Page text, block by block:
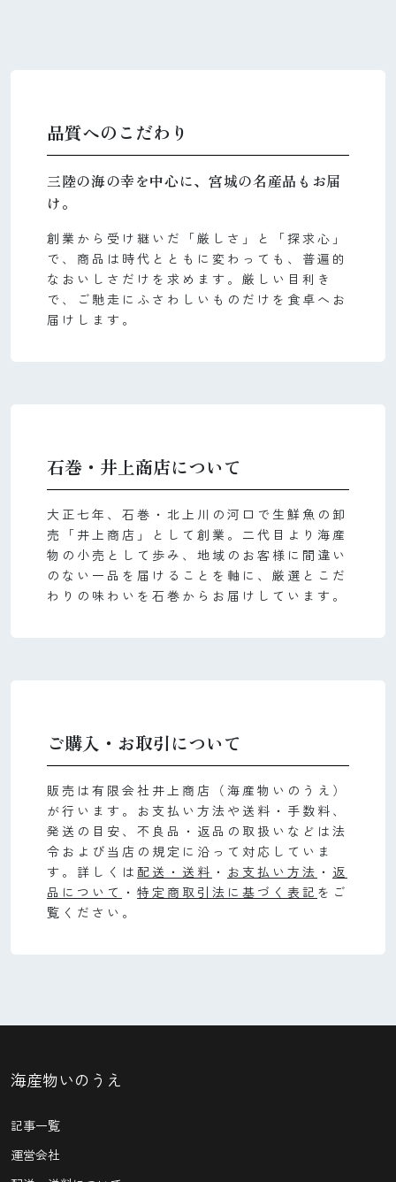
品質へのこだわり
三陸の海の幸を中心に、宮城の名産品もお届
け。
創業から受け継いだ「厳しさ」と「探求心」
で、商品は時代とともに変わっても、普遍的
なおいしさだけを求めます。厳しい目利き
で、ご馳走にふさわしいものだけを食卓へお
届けします。
石巻・井上商店について
大正七年、石巻・北上川の河口で生鮮魚の卸
売「井上商店」として創業。二代目より海産
物の小売として歩み、地域のお客様に間違い
のない一品を届けることを軸に、厳選とこだ
わりの味わいを石巻からお届けしています。
ご購入・お取引について
販売は有限会社井上商店（海産物いのうえ）
が行います。お支払い方法や送料・手数料、
発送の目安、不良品・返品の取扱いなどは法
令および当店の規定に沿って対応していま
す。詳しくは 配送・送料 ・ お支払い方法 ・ 返
品について ・ 特定商取引法に基づく表記 をご
覧ください。
海産物いのうえ
記事一覧
運営会社